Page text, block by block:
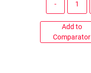
Add to
Comparator